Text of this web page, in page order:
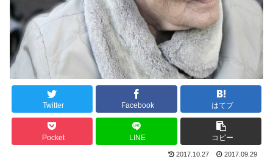
Twitter Facebook はてブ
Pocket LINE コピー
2017.10.27 2017.09.29